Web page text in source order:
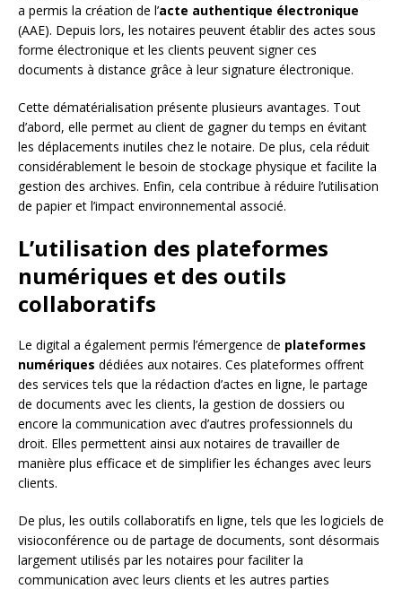
a permis la création de l’acte authentique électronique
(AAE). Depuis lors, les notaires peuvent établir des actes sous
forme électronique et les clients peuvent signer ces
documents à distance grâce à leur signature électronique.
Cette dématérialisation présente plusieurs avantages. Tout
d’abord, elle permet au client de gagner du temps en évitant
les déplacements inutiles chez le notaire. De plus, cela réduit
considérablement le besoin de stockage physique et facilite la
gestion des archives. Enfin, cela contribue à réduire l’utilisation
de papier et l’impact environnemental associé.
L’utilisation des plateformes
numériques et des outils
collaboratifs
Le digital a également permis l’émergence de plateformes
numériques dédiées aux notaires. Ces plateformes offrent
des services tels que la rédaction d’actes en ligne, le partage
de documents avec les clients, la gestion de dossiers ou
encore la communication avec d’autres professionnels du
droit. Elles permettent ainsi aux notaires de travailler de
manière plus efficace et de simplifier les échanges avec leurs
clients.
De plus, les outils collaboratifs en ligne, tels que les logiciels de
visioconférence ou de partage de documents, sont désormais
largement utilisés par les notaires pour faciliter la
communication avec leurs clients et les autres parties